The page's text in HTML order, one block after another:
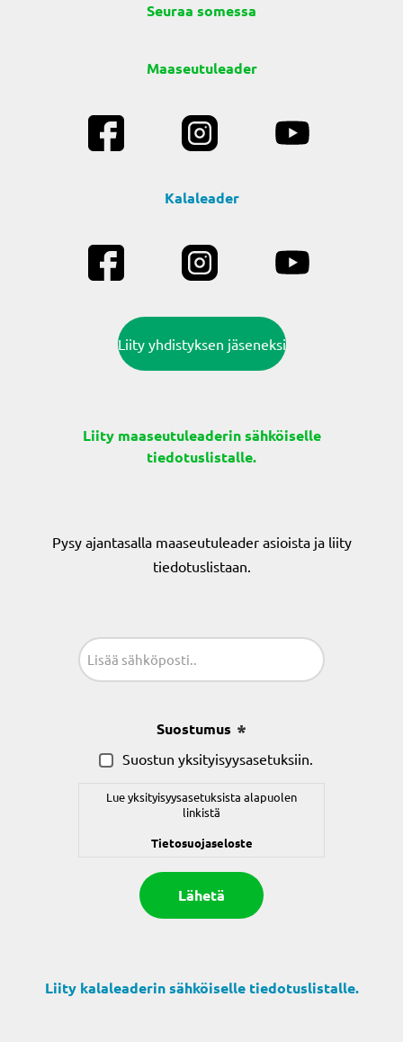
Seuraa somessa
Maaseutuleader
Kalaleader
Liity yhdistyksen jäseneksi
Liity maaseutuleaderin sähköiselle
tiedotuslistalle.
Pysy ajantasalla maaseutuleader asioista ja liity
tiedotuslistaan.
Suostumus
Suostun yksityisyysasetuksiin.
Lue yksityisyysasetuksista alapuolen
linkistä
Tietosuojaseloste
Liity kalaleaderin sähköiselle tiedotuslistalle.